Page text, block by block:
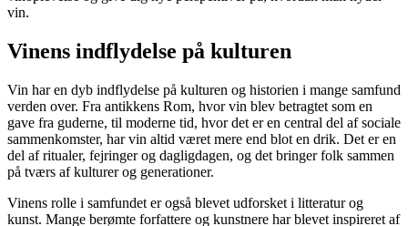
vin.
Vinens indflydelse på kulturen
Vin har en dyb indflydelse på kulturen og historien i mange samfund
verden over. Fra antikkens Rom, hvor vin blev betragtet som en
gave fra guderne, til moderne tid, hvor det er en central del af sociale
sammenkomster, har vin altid været mere end blot en drik. Det er en
del af ritualer, fejringer og dagligdagen, og det bringer folk sammen
på tværs af kulturer og generationer.
Vinens rolle i samfundet er også blevet udforsket i litteratur og
kunst. Mange berømte forfattere og kunstnere har blevet inspireret af